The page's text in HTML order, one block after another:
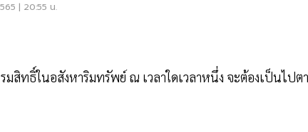
| 20:55 น.
สิทธิ์ในอสังหาริมทรัพย์ ณ เวลาใดเวลาหนึ่ง จะต้องเป็นไปต